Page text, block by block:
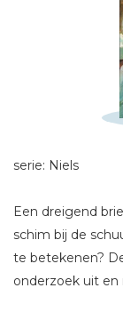
serie: Niels
Een dreigend
schim bij de
te betekenen?
onderzoek uit en
Schrijf
Titel *